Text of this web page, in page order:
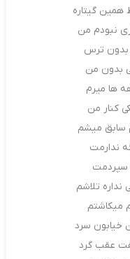
گیتاره
نبودم من
بدون ترس
بدون من
ها میرم
کنار من
سابق میشم
ندارمت
سپردمت
تلاشم
میکاشتم
خیابون سرد
عقب گرد